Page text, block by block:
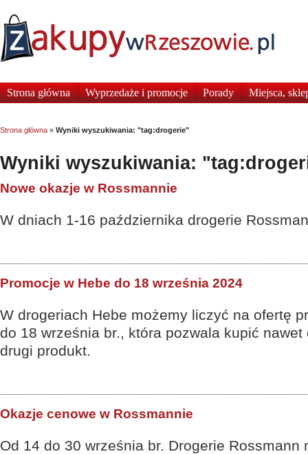
Strona główna Wyprzedaże i promocje Porady Miejsca,
Strona główna » Wyniki wyszukiwania: "tag:drogerie"
Wyniki wyszukiwania:
Nowe okazje w Rossmannie
W dniach 1-16 października drogerie
Promocje w Hebe do 18 września 2024
W drogeriach Hebe możemy liczyć na ofertę
do 18 września br., która pozwala kupić
drugi produkt.
Okazje cenowe w Rossmannie
Od 14 do 30 września br. Drogerie Rossmann